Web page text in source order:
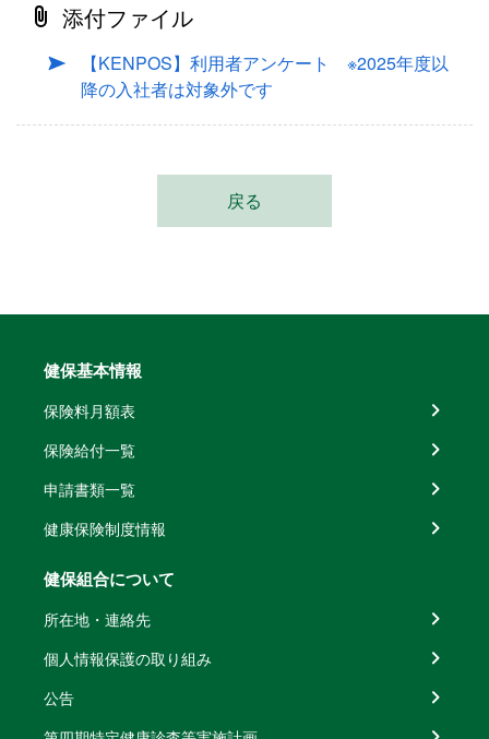
添付ファイル
【KENPOS】利用者アンケート ※2025年度以
降の入社者は対象外です
戻る
健保基本情報
保険料月額表
保険給付一覧
申請書類一覧
健康保険制度情報
健保組合について
所在地・連絡先
個人情報保護の取り組み
公告